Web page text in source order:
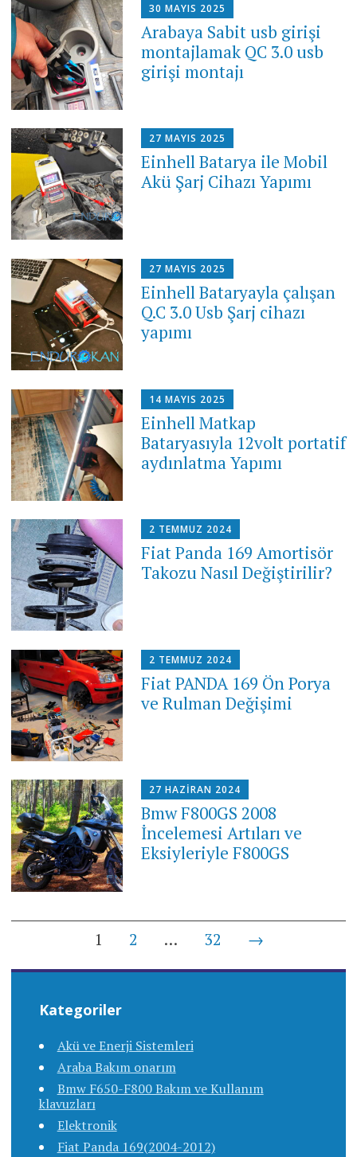
30 MAYIS 2025
Arabaya Sabit usb girişi
montajlamak QC 3.0 usb
girişi montajı
27 MAYIS 2025
Einhell Batarya ile Mobil
Akü Şarj Cihazı Yapımı
27 MAYIS 2025
Einhell Bataryayla çalışan
Q.C 3.0 Usb Şarj cihazı
yapımı
14 MAYIS 2025
Einhell Matkap
Bataryasıyla 12volt portatif
aydınlatma Yapımı
2 TEMMUZ 2024
Fiat Panda 169 Amortisör
Takozu Nasıl Değiştirilir?
2 TEMMUZ 2024
Fiat PANDA 169 Ön Porya
ve Rulman Değişimi
27 HAZIRAN 2024
Bmw F800GS 2008
İncelemesi Artıları ve
Eksiyleriyle F800GS
navigation
1 2 … 32 →
Kategoriler
Akü ve Enerji Sistemleri
Araba Bakım onarım
Bmw F650-F800 Bakım ve Kullanım
klavuzları
Elektronik
Fiat Panda 169(2004-2012)